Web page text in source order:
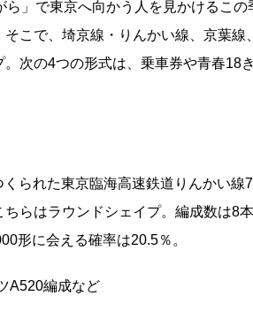
」で東京へ向かう人を見かけるこ
こで、埼京線・りんかい線、京葉線
次の4つの形式は、乗車券や青春18
られた東京臨海高速鉄道りんかい線
らはラウンドシェイプ。編成数は8
形に会える確率は20.5％。
A520編成など